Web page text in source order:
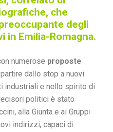
che
degli
in Emilia-Romagna.
numerose proposte
partire dallo stop a nuovi
industriali e nello spirito di
politici è stato
alla Giunta e ai Gruppi
indirizzi, capaci di